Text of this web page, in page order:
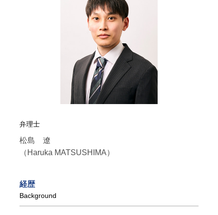
弁理士
松島 遼
（Haruka MATSUSHIMA）
経歴
Background